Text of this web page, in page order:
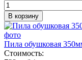
В корзину
Пила обушковая
Стоимость: